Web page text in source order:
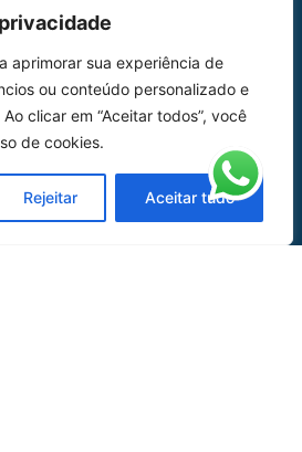
aprimorar sua experiência de
ou conteúdo personalizado e
clicar em “Aceitar todos”, você
de cookies.
Rejeitar Aceitar tudo
Peças
Catálogo de Aplicações
Oficina de Mangueiras